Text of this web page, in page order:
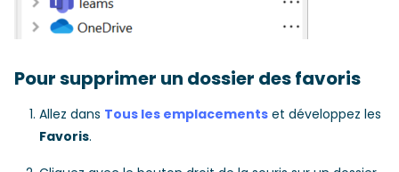
Pour supprimer un dossier des favoris
Allez dans Tous les emplacements et développez les
Favoris.